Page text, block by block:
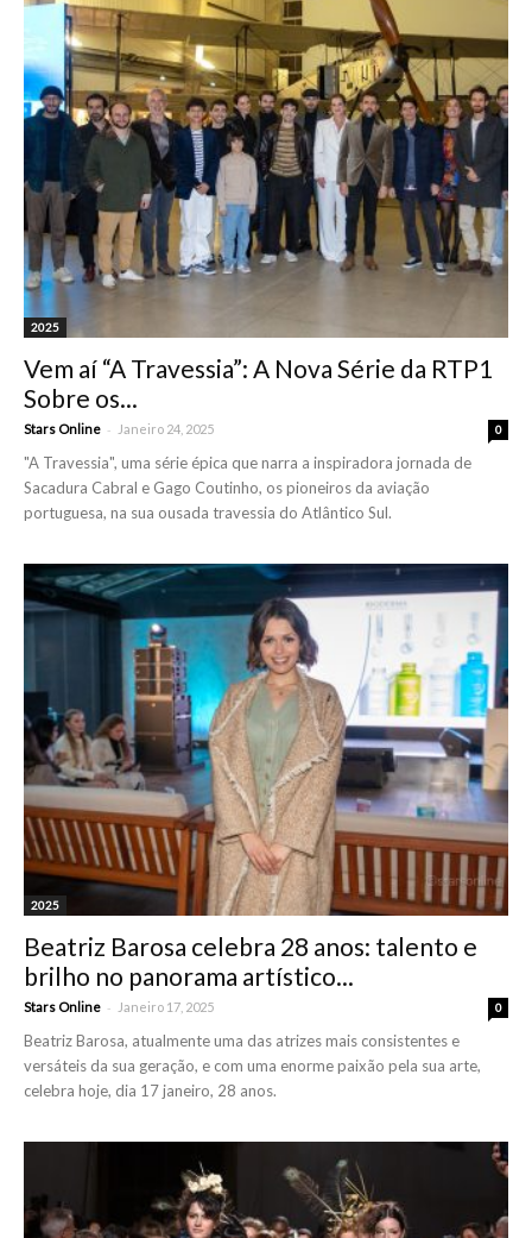
2025
Vem aí “A Travessia”: A Nova Série da RTP1
Sobre os...
Stars Online - Janeiro 24, 2025 0
"A Travessia", uma série épica que narra a inspiradora jornada de
Sacadura Cabral e Gago Coutinho, os pioneiros da aviação
portuguesa, na sua ousada travessia do Atlântico Sul.
2025
Beatriz Barosa celebra 28 anos: talento e
brilho no panorama artístico...
Stars Online - Janeiro 17, 2025 0
Beatriz Barosa, atualmente uma das atrizes mais consistentes e
versáteis da sua geração, e com uma enorme paixão pela sua arte,
celebra hoje, dia 17 janeiro, 28 anos.